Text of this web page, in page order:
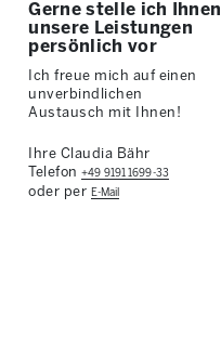
Gerne stelle ich Ihnen
unsere Leistungen
persönlich vor
Ich freue mich auf einen
unverbindlichen
Austausch mit Ihnen!
Ihre Claudia Bähr
Telefon+49 9191 1699-33
oder per E-Mail